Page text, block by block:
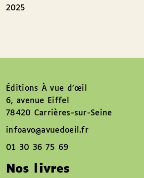
2025
Éditions À vue d’œil
6, avenue Eiffel
78420 Carrières-sur-Seine
infoavo@avuedoeil.fr
01 30 36 75 69
Nos livres